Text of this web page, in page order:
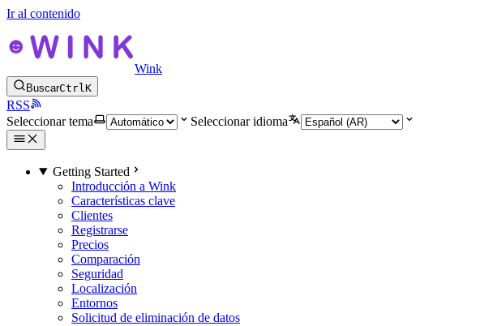
Ir al contenido
Wink
BuscarCtrlK
RSS
Seleccionar tema
Seleccionar idioma
Getting Started
Introducción a Wink
Características clave
Clientes
Registrarse
Precios
Comparación
Seguridad
Localización
Entornos
Solicitud de eliminación de datos